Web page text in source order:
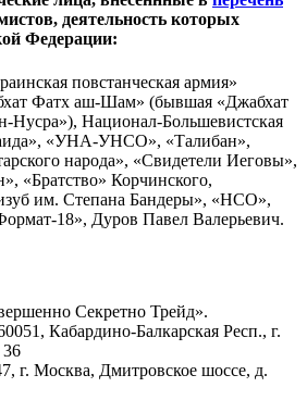
деятельность которых
Федерации:
повстанческая армия»
Фатх аш-Шам» (бывшая «Джабхат
Нусра»), Национал-Большевистская
«УНА-УНСО», «Талибан»,
народа», «Свидетели Иеговы»,
«Братство» Корчинского,
им. Степана Бандеры», «НСО»,
18», Дуров Павел Валерьевич.
Секретно Трейд».
Кабардино-Балкарская Респ., г.
36
г. Москва, Дмитровское шоссе, д.